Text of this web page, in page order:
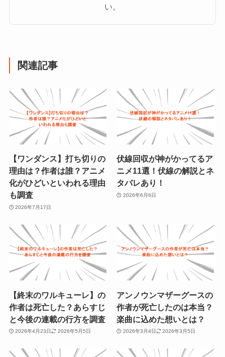
い。
関連記事
【ワンダンス】打ち切りの
理由は？作者は誰？アニメ
化がひどいといわれる理由
も調査
2026年7月17日
伏線回収が神がかってるア
ニメ11選！伏線の解説とネ
タバレあり！
2026年6月6日
【終末のワルキューレ】の
作者は死亡した？あらすじ
と今後の連載の行方を調査
2026年4月23日 2026年5月5日
アンノウンマザーグースの
作者が死亡したのは本当？
楽曲に込めた想いとは？
2026年3月4日 2026年3月5日